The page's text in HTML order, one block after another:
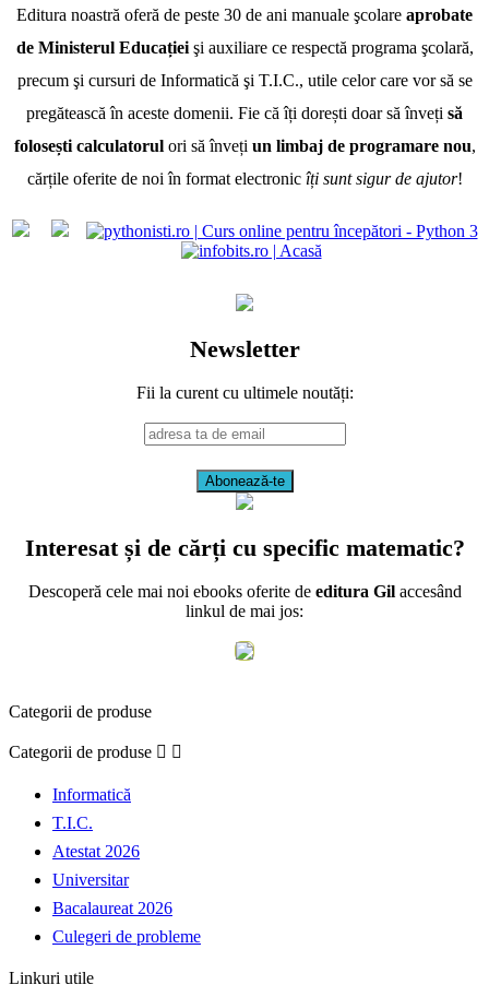
Editura noastră oferă de peste 30 de ani manuale şcolare aprobate
de Ministerul Educațieişi auxiliare ce respectă programa şcolară,
precum şi cursuri de Informatică şi T.I.C., utile celor care vor să se
pregătească în aceste domenii. Fie că îți dorești doar să înveți să
folosești calculatorulori să înveți un limbaj de programare nou,
cărțile oferite de noi în format electronic îți sunt sigur de ajutor!
Newsletter
Fii la curent cu ultimele noutăți:
Interesat și de cărți cu specific matematic?
Descoperă cele mai noi ebooks oferite de editura Gilaccesând
linkul de mai jos:
Categorii de produse
Categorii de produse  
Informatică
T.I.C.
Atestat 2026
Universitar
Bacalaureat 2026
Culegeri de probleme
Linkuri utile